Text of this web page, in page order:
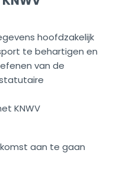
hoofdzakelijk
te behartigen en
van de
KNWV
aan te gaan